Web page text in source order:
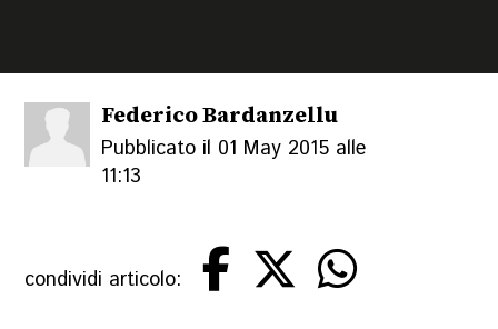
Federico Bardanzellu
Pubblicato il 01 May 2015 alle
11:13
condividi articolo: